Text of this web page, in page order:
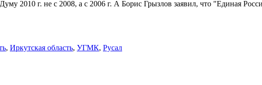
2010 г. не с 2008, а с 2006 г. А Борис Грызлов заявил, что "Единая
, Иркутская область, УГМК, Русал